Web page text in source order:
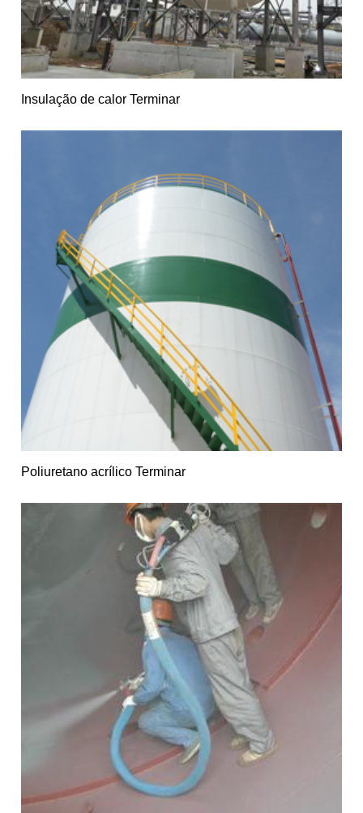
Insulação de calor Terminar
Poliuretano acrílico Terminar